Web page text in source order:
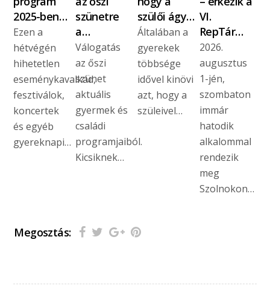
2025-ben…
Ezen a
hétvégén
hihetetlen
eseménykavalkád,
fesztiválok,
koncertek
és egyéb
gyereknapi…
szünetre
a…
Válogatás
az őszi
szünet
aktuális
gyermek és
családi
programjaiból.
Kicsiknek…
szülői ágy…
Általában a
gyerekek
többsége
idővel kinövi
azt, hogy a
szüleivel…
VI.
RepTár…
2026.
augusztus
1-jén,
szombaton
immár
hatodik
alkalommal
rendezik
meg
Szolnokon…
Megosztás: